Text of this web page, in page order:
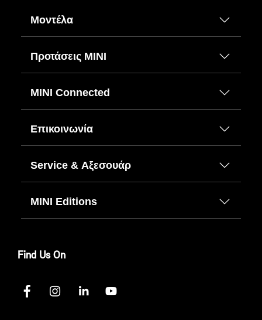
Μοντέλα
Προτάσεις ΜΙΝΙ
MINI Connected
Επικοινωνία
Service & Αξεσουάρ
MINI Editions
Find Us On